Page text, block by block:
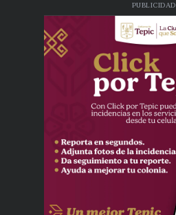
PUBLICIDAD